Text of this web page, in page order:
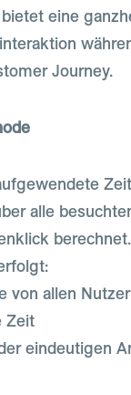
eine
Journey.
alle
berechnet.
von allen
Zeit
eindeutigen